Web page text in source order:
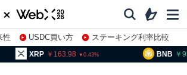
性 USDC買い方
ステーキング利率比較
XRP 163.98 0.43 BNB